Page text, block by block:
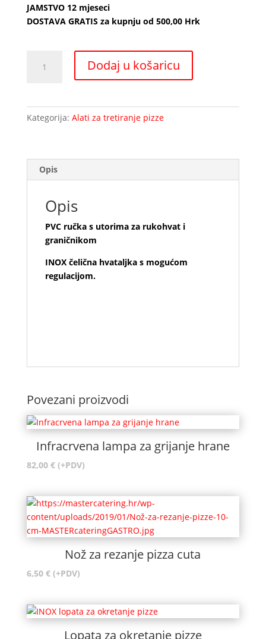
JAMSTVO 12 mjeseci
DOSTAVA GRATIS za kupnju od 500,00 Hrk
Dodaj u košaricu
Kategorija: Alati za tretiranje pizze
Opis
Opis
PVC ručka s utorima za rukohvat i
graničnikom
INOX čelična hvataljka s mogućom
regulacijom.
Povezani proizvodi
Infracrvena lampa za grijanje hrane
82,00 € (+PDV)
Nož za rezanje pizza cuta
6,50 € (+PDV)
Lopata za okretanje pizze